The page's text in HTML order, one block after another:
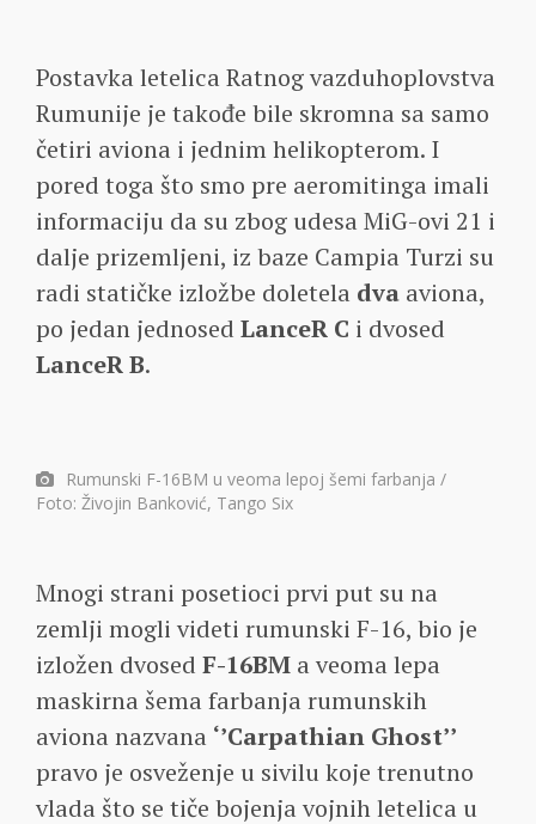
Postavka letelica Ratnog vazduhoplovstva
Rumunije je takođe bile skromna sa samo
četiri aviona i jednim helikopterom. I
pored toga što smo pre aeromitinga imali
informaciju da su zbog udesa MiG-ovi 21 i
dalje prizemljeni, iz baze Campia Turzi su
radi statičke izložbe doletela dva aviona,
po jedan jednosed LanceR C i dvosed
LanceR B.
Rumunski F-16BM u veoma lepoj šemi farbanja /
Foto: Živojin Banković, Tango Six
Mnogi strani posetioci prvi put su na
zemlji mogli videti rumunski F-16, bio je
izložen dvosed F-16BM a veoma lepa
maskirna šema farbanja rumunskih
aviona nazvana ‘’Carpathian Ghost’’
pravo je osveženje u sivilu koje trenutno
vlada što se tiče bojenja vojnih letelica u